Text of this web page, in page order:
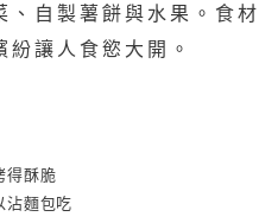
、自製薯餅與水果。食材
讓人食慾大開。
得酥脆
沾麵包吃